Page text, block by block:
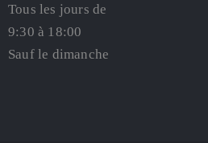
Tous les jours de
9:30 à 18:00
Sauf le dimanche